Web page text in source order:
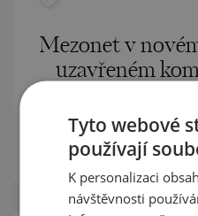
Mezonet v
uzavřeném
Plocha: 152.58 m²
Cena: 320 958€ /// 2
Tyto webové
používají
K personalizaci
návštěvnosti